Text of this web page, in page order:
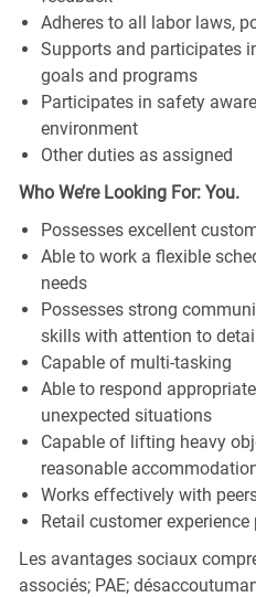
Adheres to all labor laws,
Supports and participates
goals and programs
Participates in safety
environment
Other duties as assigned
Who We’re Looking For: You.
Possesses excellent
Able to work a flexible
needs
Possesses strong
skills with attention to
Capable of multi-tasking
Able to respond
unexpected situations
Capable of lifting heavy
reasonable
Works effectively with
Retail customer experience
Les avantages sociaux
associés; PAE;